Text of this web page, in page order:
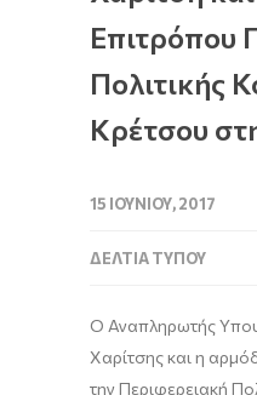
Επιτρόπου
Πολιτικής
Κρέτσου
15 ΙΟΥΝΊΟΥ, 2017
ΔΕΛΤΊΑ ΤΎΠΟΥ
Ο Αναπληρωτής
Χαρίτσης και η
την Περιφερειακή